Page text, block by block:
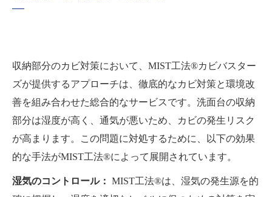
収納部分のカビ対策において、MIST工法®カビバスター
ズが提供するアプローチは、徹底的なカビ対策と環境改
善を組み合わせた総合的なサービスです。洗面台の収納
部分は湿度が高く、通気が悪いため、カビの発生リスク
が高まります。この問題に対処するために、以下の効果
的な手法がMIST工法®によって展開されています。
湿気のコントロール： MIST工法®は、湿気の発生源を的